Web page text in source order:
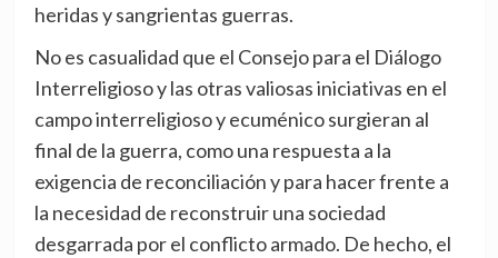
heridas y sangrientas guerras.
No es casualidad que el Consejo para el Diálogo
Interreligioso y las otras valiosas iniciativas en el
campo interreligioso y ecuménico surgieran al
final de la guerra, como una respuesta a la
exigencia de reconciliación y para hacer frente a
la necesidad de reconstruir una sociedad
desgarrada por el conflicto armado. De hecho, el